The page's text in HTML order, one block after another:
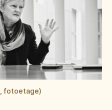
, fotoetage)